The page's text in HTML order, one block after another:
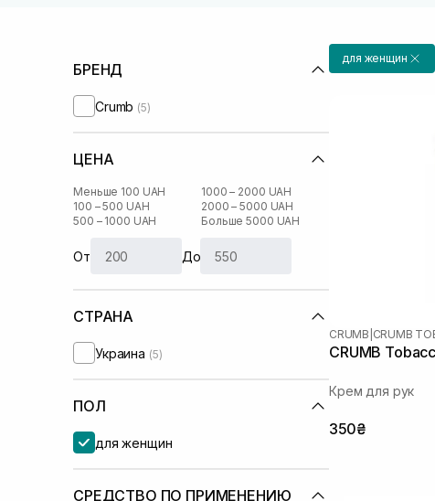
БРЕНД
Crumb (5)
ЦЕНА
Меньше 100 UAH
100 – 500 UAH
500 – 1000 UAH
1000 – 2000 UAH
2000 – 5000 UAH
Больше 5000 UAH
От До
СТРАНА
Украина (5)
ПОЛ
для женщин
СРЕДСТВО ПО ПРИМЕНЕНИЮ
для женщин
CRUMB CRUMB
CRUMB
Крем для рук
350₴